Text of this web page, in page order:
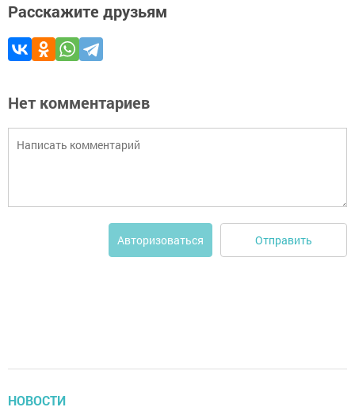
Расскажите друзьям
Нет комментариев
Авторизоваться Отправить
НОВОСТИ